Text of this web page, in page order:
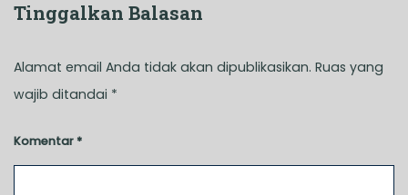
Tinggalkan Balasan
Alamat email Anda tidak akan dipublikasikan. Ruas yang
wajib ditandai *
Komentar *